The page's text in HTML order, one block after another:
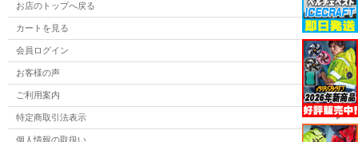
お店のトップへ戻る
カートを見る
会員ログイン
お客様の声
ご利用案内
特定商取引法表示
個人情報の取扱い